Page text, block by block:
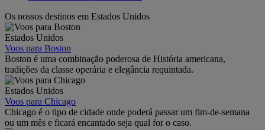
Os nossos destinos em Estados Unidos
Estados Unidos
Voos para Boston
Boston é uma combinação poderosa de História americana,
tradições da classe operária e elegância requintada.
Estados Unidos
Voos para Chicago
Chicago é o tipo de cidade onde poderá passar um fim-de-semana
ou um mês e ficará encantado seja qual for o caso.